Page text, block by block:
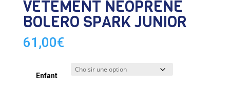
VÊTEMENT NEOPRENE
BOLERO SPARK JUNIOR
61,00€
Enfant